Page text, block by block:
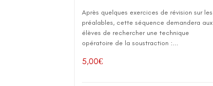
Après quelques exercices de révision sur les
préalables, cette séquence demandera aux
élèves de rechercher une technique
opératoire de la soustraction :...
5,00€